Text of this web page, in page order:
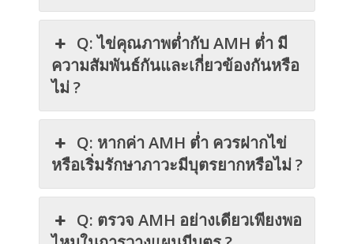
Q: ไข่คุณภาพต่ำกับ AMH ต่ำ มี
ความสัมพันธ์กันและเกี่ยวข้องกันหรือ
ไม่ ?
Q: หากค่า AMH ต่ำ ควรฝากไข่
หรือเริ่มรักษาภาวะมีบุตรยากหรือไม่ ?
Q: ตรวจ AMH อย่างเดียวเพียงพอ